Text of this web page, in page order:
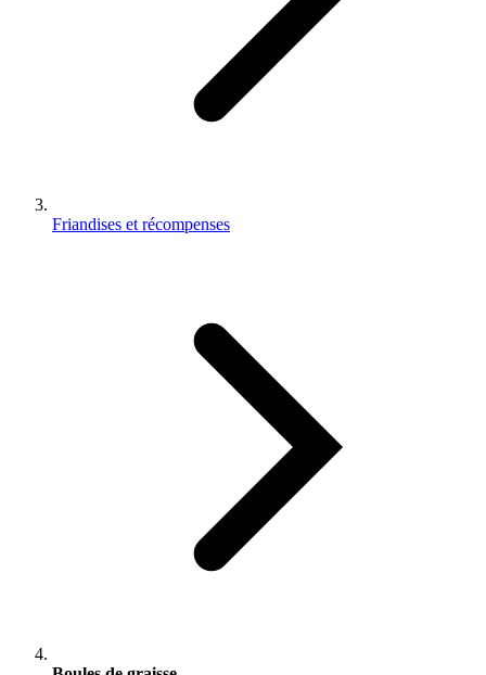
Friandises et récompenses